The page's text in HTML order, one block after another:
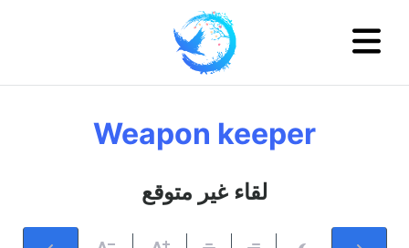
Weapon keeper
لقاء غير متوقع